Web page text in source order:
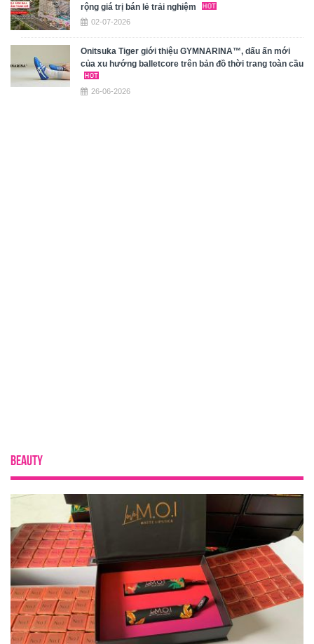
rộng giá trị bán lẻ trải nghiệm
02-07-2026
Onitsuka Tiger giới thiệu GYMNARINA™, dấu ấn mới
của xu hướng balletcore trên bản đồ thời trang toàn cầu
26-06-2026
BEAUTY